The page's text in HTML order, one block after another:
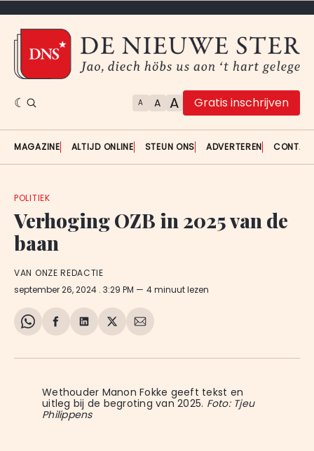
A A A Gratis inschrijven
MAGAZINE ALTIJD ONLINE STEUN ONS ADVERTEREN
POLITIEK
Verhoging OZB in 2025 van de
baan
VAN ONZE REDACTIE
september 26, 2024 . 3:29 PM 4 minuut lezen
Share
WhatsApp
Delen
Facebook
Delen
LinkedIn
Share
X
Deel
E-
Wethouder Manon Fokke geeft tekst en
uitleg bij de begroting van 2025. Foto: Tjeu
Philippens